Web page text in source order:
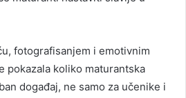
fotografisanjem i emotivnim
pokazala koliko maturantska
događaj, ne samo za učenike i